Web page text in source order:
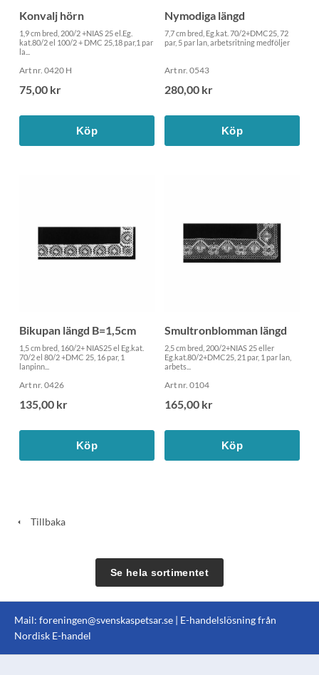
Konvalj hörn
1,9 cm bred, 200/2 +NIAS 25 el.Eg.
kat.80/2 el 100/2 + DMC 25,18 par,1 par
la...
Art nr. 0420 H
75,00 kr
Köp
Nymodiga längd
7,7 cm bred, Eg.kat. 70/2+DMC25, 72
par, 5 par lan, arbetsritning medföljer
Art nr. 0543
280,00 kr
Köp
Bikupan längd B=1,5cm
1,5 cm bred, 160/2+ NIAS25 el Eg.kat.
70/2 el 80/2 +DMC 25, 16 par, 1
lanpinn...
Art nr. 0426
135,00 kr
Köp
Smultronblomman längd
2,5 cm bred, 200/2+NIAS 25 eller
Eg.kat.80/2+DMC25, 21 par, 1 par lan,
arbets...
Art nr. 0104
165,00 kr
Köp
Tillbaka
Se hela sortimentet
Mail: foreningen@svenskaspetsar.se | E-handelslösning från
Nordisk E-handel